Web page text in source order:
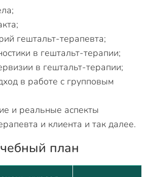
гештальт-терапевта;
в гештальт-терапии;
в гештальт-терапии;
в работе с групповым
и реальные аспекты
и клиента и так далее.
план